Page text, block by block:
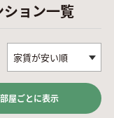
ョン一覧
部屋ごとに表示